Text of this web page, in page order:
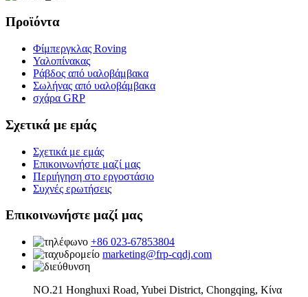
Προϊόντα
Φίμπεργκλας Roving
Υαλοπίνακας
Ράβδος από υαλοβάμβακα
Σωλήνας από υαλοβάμβακα
σχάρα GRP
Σχετικά με εμάς
Σχετικά με εμάς
Επικοινωνήστε μαζί μας
Περιήγηση στο εργοστάσιο
Συχνές ερωτήσεις
Επικοινωνήστε μαζί μας
+86 023-67853804
marketing@frp-cqdj.com
NO.21 Honghuxi Road, Yubei District, Chongqing, Κίνα